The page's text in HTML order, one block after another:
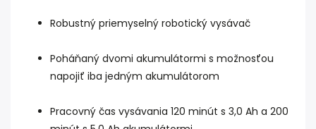
Robustný priemyselný robotický vysávač
Poháňaný dvomi akumulátormi s možnosťou
napojiť iba jedným akumulátorom
Pracovný čas vysávania 120 minút s 3,0 Ah a 200